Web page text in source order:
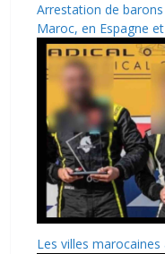
Arrestation de
Maroc, en Espagne
Les villes